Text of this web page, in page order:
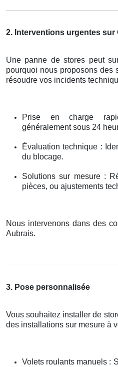
2. Interventions urgentes sur
Une panne de stores peut
pourquoi nous proposons des
résoudre vos incidents
Prise en charge
généralement sous 24
Évaluation technique :
du blocage.
Solutions sur mesure :
pièces, ou ajustements
Nous intervenons dans des
Aubrais.
3. Pose personnalisée
Vous souhaitez installer de
des installations sur mesure à
Volets roulants manuels :